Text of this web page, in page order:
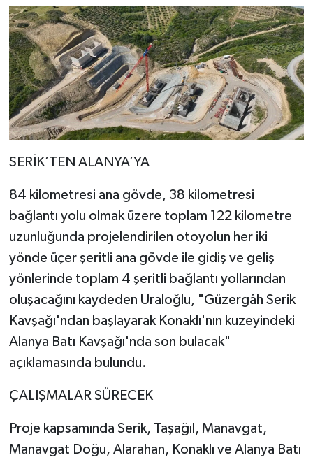
SERİK’TEN ALANYA’YA
84 kilometresi ana gövde, 38 kilometresi
bağlantı yolu olmak üzere toplam 122 kilometre
uzunluğunda projelendirilen otoyolun her iki
yönde üçer şeritli ana gövde ile gidiş ve geliş
yönlerinde toplam 4 şeritli bağlantı yollarından
oluşacağını kaydeden Uraloğlu, "Güzergâh Serik
Kavşağı'ndan başlayarak Konaklı'nın kuzeyindeki
Alanya Batı Kavşağı'nda son bulacak"
açıklamasında bulundu.
ÇALIŞMALAR SÜRECEK
Proje kapsamında Serik, Taşağıl, Manavgat,
Manavgat Doğu, Alarahan, Konaklı ve Alanya Batı